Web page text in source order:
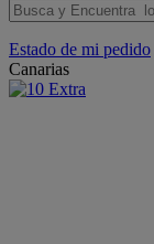
Estado de mi pedido
Canarias